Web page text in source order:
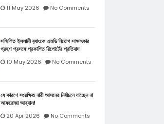
11 May 2026 No Comments
সম্মিলিত ইসলামী ব‍্যাংকে এমডি নিয়োগ সাক্ষাৎকার
গ্রহণ প্রসঙ্গে প্রকাশিত রিপোর্টের প্রতিবাদ
10 May 2026 No Comments
যে কারণে সংরক্ষিত নারী আসনের নির্বাচনে যাচ্ছেন না
আফরোজা আব্বাস!
20 Apr 2026 No Comments